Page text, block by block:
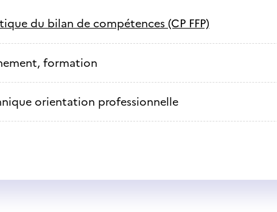
du bilan de compétences (CP FFP)
formation
orientation professionnelle